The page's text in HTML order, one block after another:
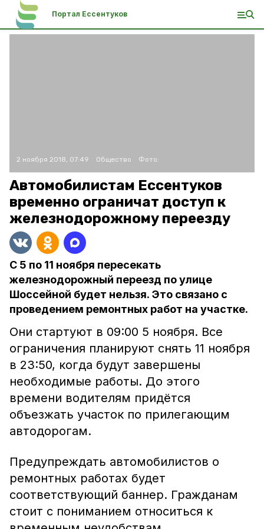
Портал Ессентуков
2 ноября 2018, 07:49 Общество Фото:
Автомобилистам Ессентуков
временно ограничат доступ к
железнодорожному переезду
С 5 по 11 ноября пересекать
железнодорожный переезд по улице
Шоссейной будет нельзя. Это связано с
проведением ремонтных работ на участке.
Они стартуют в 09:00 5 ноября. Все
ограничения планируют снять 11 ноября
в 23:50, когда будут завершены
необходимые работы. До этого
времени водителям придётся
объезжать участок по прилегающим
автодорогам.
Предупреждать автомобилистов о
ремонтных работах будет
соответствующий баннер. Гражданам
стоит с пониманием относиться к